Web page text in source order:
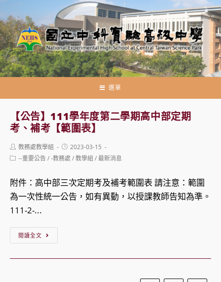
轉
至
主
要
內
選單
【公告】111學年度第二學期高中部定期
考、補考【範圍表】
Post
author:
教務處教學組
Post
published:
2023-03-15
Post--重要公告/-教務處 /教學組 /最新消息
附件：高中部三次定期考及補考範圍表 請注意：範圍
為一次性統一公告，如有異動，以授課教師告知為準。
111-2-...
閱讀全文
111